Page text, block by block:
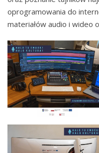
oprogramowania do
materiałów audio i wideo